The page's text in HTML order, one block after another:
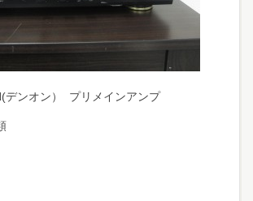
デンオン） プリメインアンプ